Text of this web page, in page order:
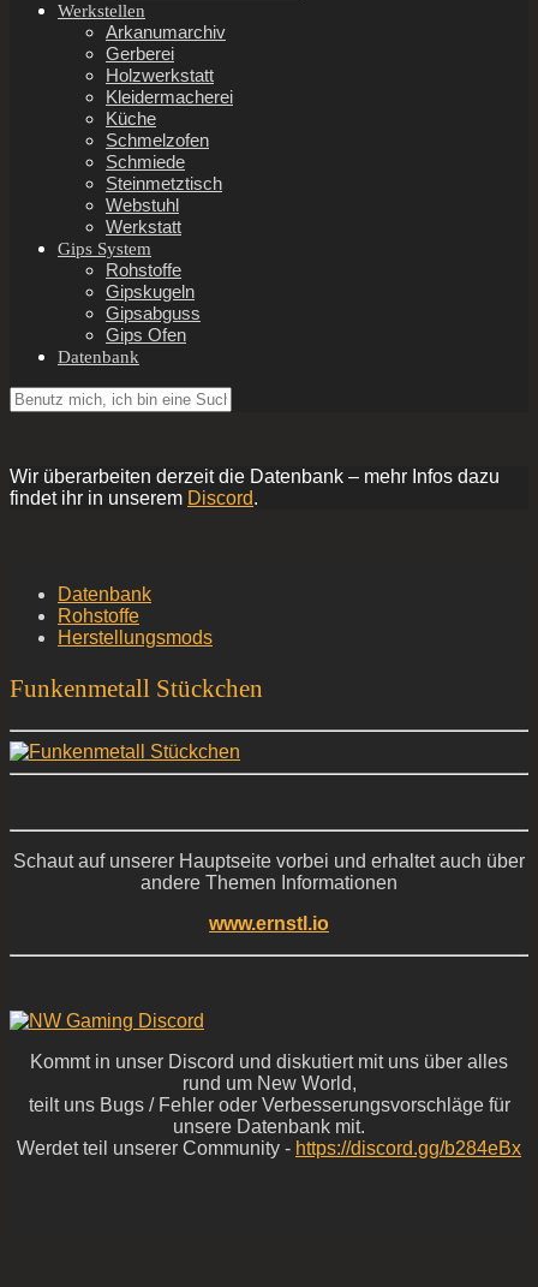
Werkstellen
Arkanumarchiv
Gerberei
Holzwerkstatt
Kleidermacherei
Küche
Schmelzofen
Schmiede
Steinmetztisch
Webstuhl
Werkstatt
Gips System
Rohstoffe
Gipskugeln
Gipsabguss
Gips Ofen
Datenbank
Wir überarbeiten derzeit die Datenbank – mehr Infos dazu
findet ihr in unserem Discord.
Datenbank
Rohstoffe
Herstellungsmods
Funkenmetall Stückchen
Schaut auf unserer Hauptseite vorbei und erhaltet auch über
andere Themen Informationen
www.ernstl.io
Kommt in unser Discord und diskutiert mit uns über alles
rund um New World,
teilt uns Bugs / Fehler oder Verbesserungsvorschläge für
unsere Datenbank mit.
Werdet teil unserer Community - https://discord.gg/b284eBx